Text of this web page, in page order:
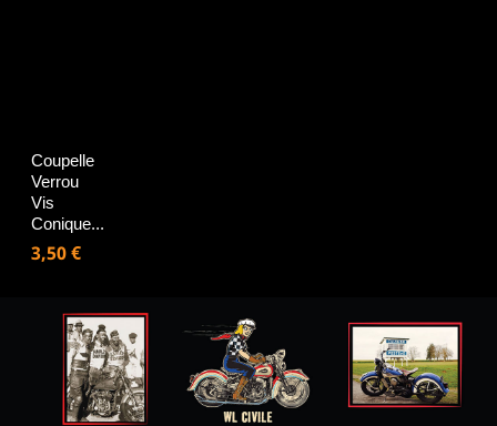
Coupelle
Verrou
Vis
Conique...
Prix
3,50 €